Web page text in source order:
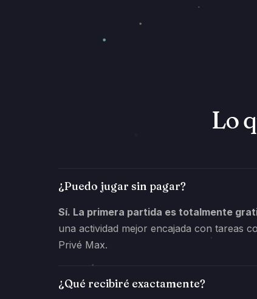
Lo
¿Puedo jugar sin pagar?
Sí. La primera partida es totalmente
una actividad mejor encajada con tareas
Privé Max.
¿Qué recibiré exactamente?